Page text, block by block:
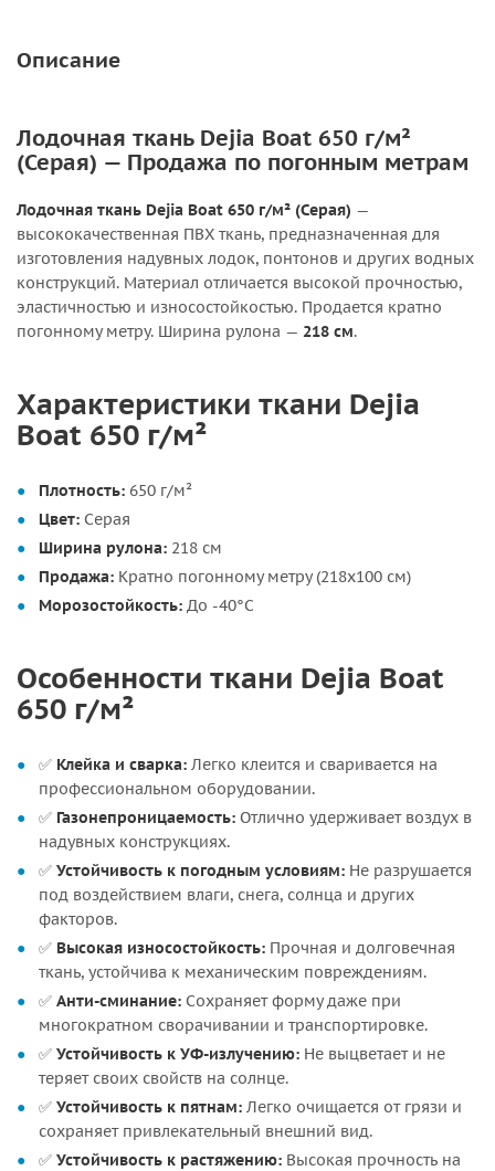
Описание
Лодочная ткань Dejia Boat 650 г/м²
(Серая) — Продажа по погонным метрам
Лодочная ткань Dejia Boat 650 г/м² (Серая) —
высококачественная ПВХ ткань, предназначенная для
изготовления надувных лодок, понтонов и других водных
конструкций. Материал отличается высокой прочностью,
эластичностью и износостойкостью. Продается кратно
погонному метру. Ширина рулона — 218 см.
Характеристики ткани Dejia
Boat 650 г/м²
Плотность: 650 г/м²
Цвет: Серая
Ширина рулона: 218 см
Продажа: Кратно погонному метру (218х100 см)
Морозостойкость: До -40°C
Особенности ткани Dejia Boat
650 г/м²
✅ Клейка и сварка: Легко клеится и сваривается на
профессиональном оборудовании.
✅ Газонепроницаемость: Отлично удерживает воздух в
надувных конструкциях.
✅ Устойчивость к погодным условиям: Не разрушается
под воздействием влаги, снега, солнца и других
факторов.
✅ Высокая износостойкость: Прочная и долговечная
ткань, устойчива к механическим повреждениям.
✅ Анти-сминание: Сохраняет форму даже при
многократном сворачивании и транспортировке.
✅ Устойчивость к УФ-излучению: Не выцветает и не
теряет своих свойств на солнце.
✅ Устойчивость к пятнам: Легко очищается от грязи и
сохраняет привлекательный внешний вид.
✅ Устойчивость к растяжению: Высокая прочность на